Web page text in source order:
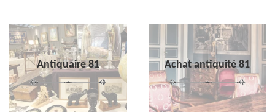
Antiquaire 81 Achat antiquité 81